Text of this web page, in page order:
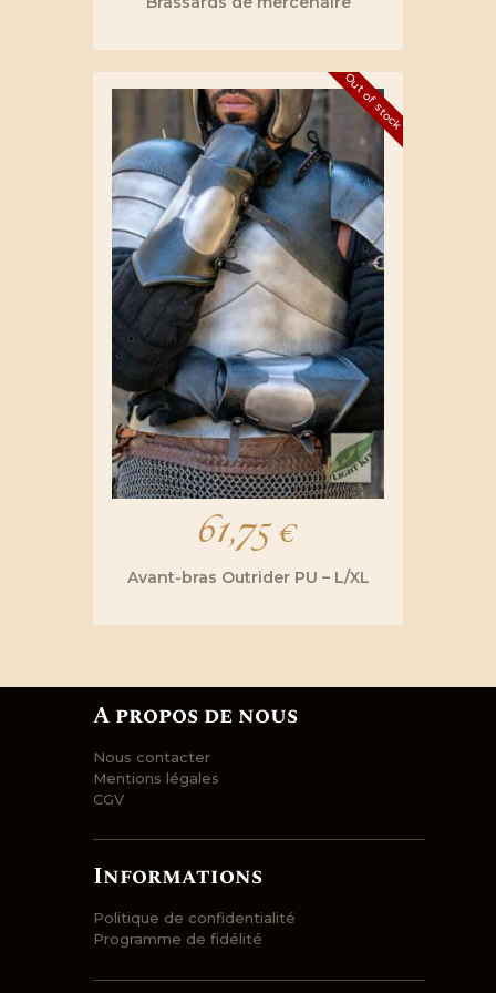
Out of stock
61,75€
Avant-bras Outrider PU – L/XL
A propos de nous
Nous contacter
Mentions légales
CGV
Informations
Politique de confidentialité
Programme de fidélité